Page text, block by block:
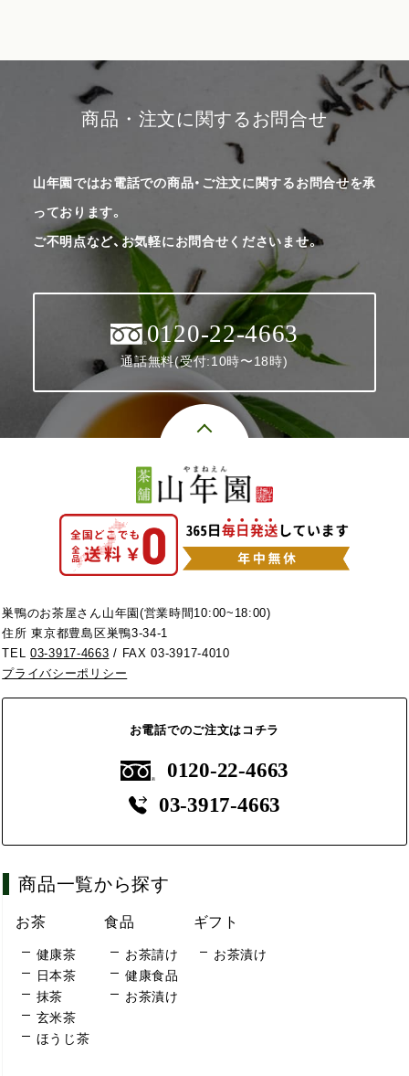
商品・注文に関するお問合せ
山年園ではお電話での商品・ご注文に関するお問合せを承
っております。
ご不明点など、お気軽にお問合せくださいませ。
0120-22-4663
通話無料(受付:10時〜18時)
巣鴨のお茶屋さん山年園(営業時間10:00~18:00)
住所 東京都豊島区巣鴨3-34-1
TEL03-3917-4663 / FAX 03-3917-4010
プライバシーポリシー
お電話でのご注文はコチラ
0120-22-4663
03-3917-4663
商品一覧から探す
お茶
健康茶
日本茶
抹茶
玄米茶
ほうじ茶
食品
お茶請け
健康食品
お茶漬け
ギフト
お茶漬け